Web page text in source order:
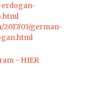
03/german-
- HIER